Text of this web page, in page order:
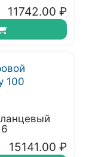
11742.00 ₽
15141.00 ₽